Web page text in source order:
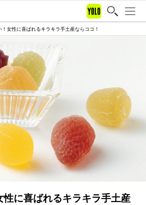
女性に喜ばれるキラキラ手土産ならココ！
性に喜ばれるキラキラ手土産